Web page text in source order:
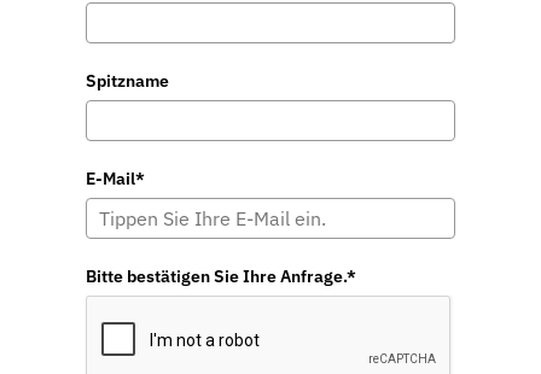
Spitzname
E-Mail*
Bitte bestätigen Sie Ihre Anfrage.*